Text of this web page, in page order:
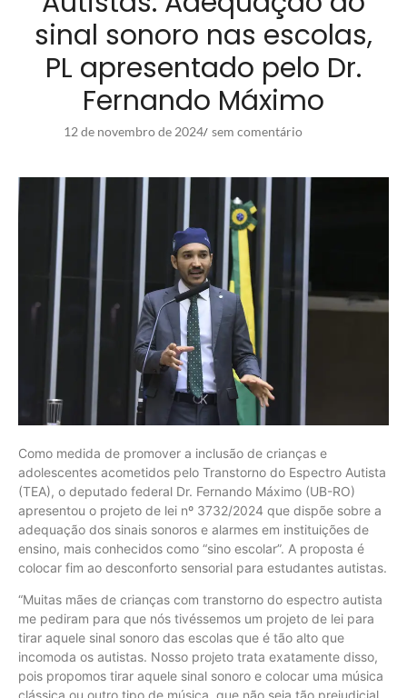
sinal sonoro nas escolas,
PL apresentado pelo Dr.
Fernando Máximo
12 de novembro de 2024/ sem comentário
Como medida de promover a inclusão de crianças e
adolescentes acometidos pelo Transtorno do Espectro Autista
(TEA), o deputado federal Dr. Fernando Máximo (UB-RO)
apresentou o projeto de lei nº 3732/2024 que dispõe sobre a
adequação dos sinais sonoros e alarmes em instituições de
ensino, mais conhecidos como “sino escolar”. A proposta é
colocar fim ao desconforto sensorial para estudantes autistas.
“Muitas mães de crianças com transtorno do espectro autista
me pediram para que nós tivéssemos um projeto de lei para
tirar aquele sinal sonoro das escolas que é tão alto que
incomoda os autistas. Nosso projeto trata exatamente disso,
pois propomos tirar aquele sinal sonoro e colocar uma música
clássica ou outro tipo de música, que não seja tão prejudicial